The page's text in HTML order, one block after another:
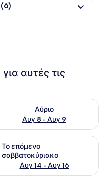
(6)
αυτές τις
Αυγ 7 - Αυγ 8
Αύριο
Αυγ 8 - Αυγ 9
διαθεσιμότητας
το σαββατοκύριακο
Το επόμενο
σαββατοκύριακο
Αυγ 14 - Αυγ 16
διαθεσιμότητας